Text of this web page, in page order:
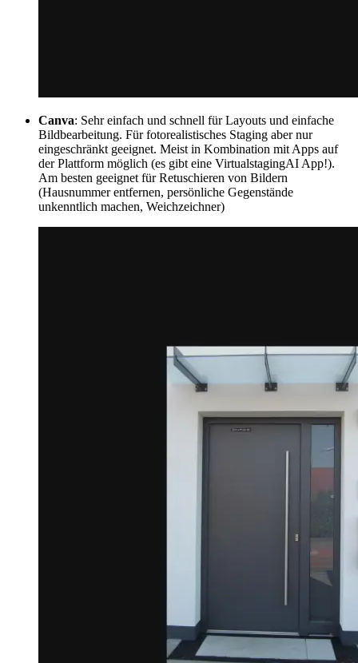
Canva: Sehr einfach und schnell für Layouts und einfache
Bildbearbeitung. Für fotorealistisches Staging aber nur
eingeschränkt geeignet. Meist in Kombination mit Apps auf
der Plattform möglich (es gibt eine VirtualstagingAI App!).
Am besten geeignet für Retuschieren von Bildern
(Hausnummer entfernen, persönliche Gegenstände
unkenntlich machen, Weichzeichner)